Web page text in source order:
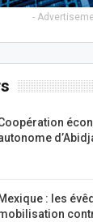
-
Mexique : les